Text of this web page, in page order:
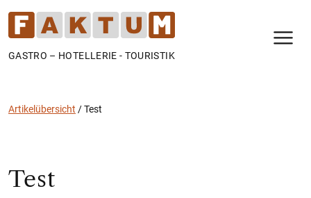
GASTRO – HOTELLERIE - TOURISTIK
Artikelübersicht /Test
Test